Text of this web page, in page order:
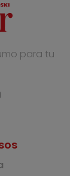
para tu